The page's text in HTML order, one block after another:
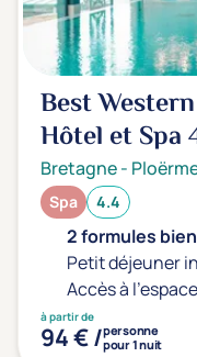
Best
Hôtel et Spa
Bretagne-
Spa 4.4
2 formules
Petit déjeuner
Accès à
à partir de
94 € /personne
pour 1 nuit